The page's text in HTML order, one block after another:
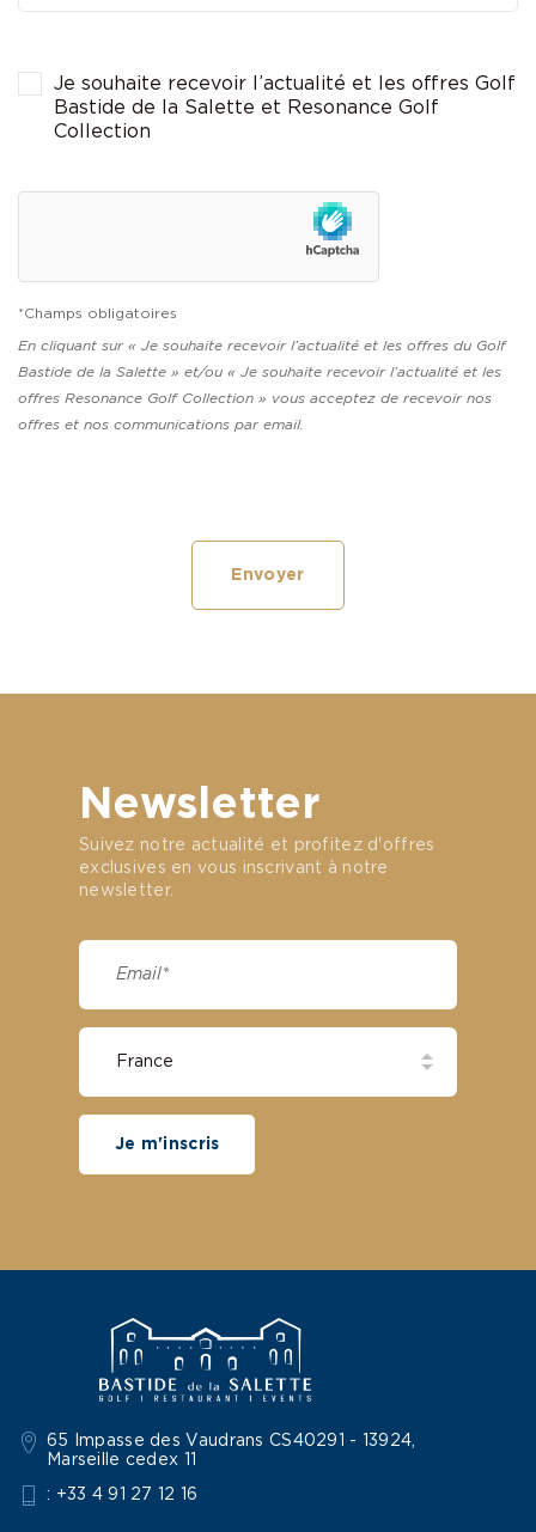
Je souhaite recevoir l’actualité et les offres Golf
Bastide de la Salette et Resonance Golf
Collection
*Champs obligatoires
En cliquant sur « Je souhaite recevoir l’actualité et les offres du Golf
Bastide de la Salette » et/ou « Je souhaite recevoir l’actualité et les
offres Resonance Golf Collection » vous acceptez de recevoir nos
offres et nos communications par email.
65 Impasse des Vaudrans CS40291 - 13924,
Marseille cedex 11
: +33 4 91 27 12 16
Newsletter
Suivez notre actualité et profitez d'offres
exclusives en vous inscrivant à notre
newsletter.
Je m'inscris